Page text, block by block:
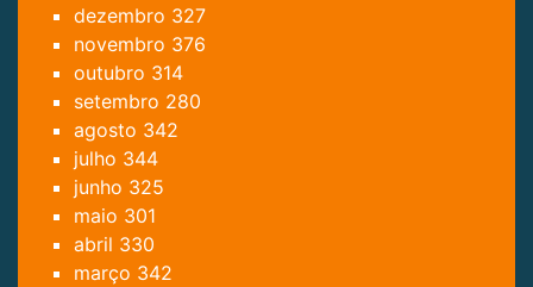
dezembro 327
novembro 376
outubro 314
setembro 280
agosto 342
julho 344
junho 325
maio 301
abril 330
março 342